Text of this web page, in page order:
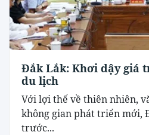
Đắk Lắk: Khơi dậy giá
du lịch
Với lợi thế về thiên nhiên,
không gian phát triển mới,
trước...